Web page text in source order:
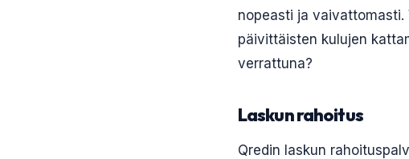
nopeasti ja
päivittäisten kulujen
verrattuna?
Laskun rahoitus
Qredin laskun